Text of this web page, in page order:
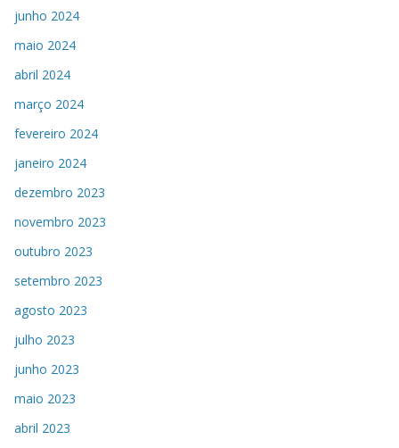
junho 2024
maio 2024
abril 2024
março 2024
fevereiro 2024
janeiro 2024
dezembro 2023
novembro 2023
outubro 2023
setembro 2023
agosto 2023
julho 2023
junho 2023
maio 2023
abril 2023